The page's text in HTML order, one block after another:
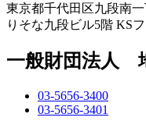
東京都千代田区九段南
りそな九段ビル5階 KS
一般財団法人
03-5656-3400
03-5656-3401